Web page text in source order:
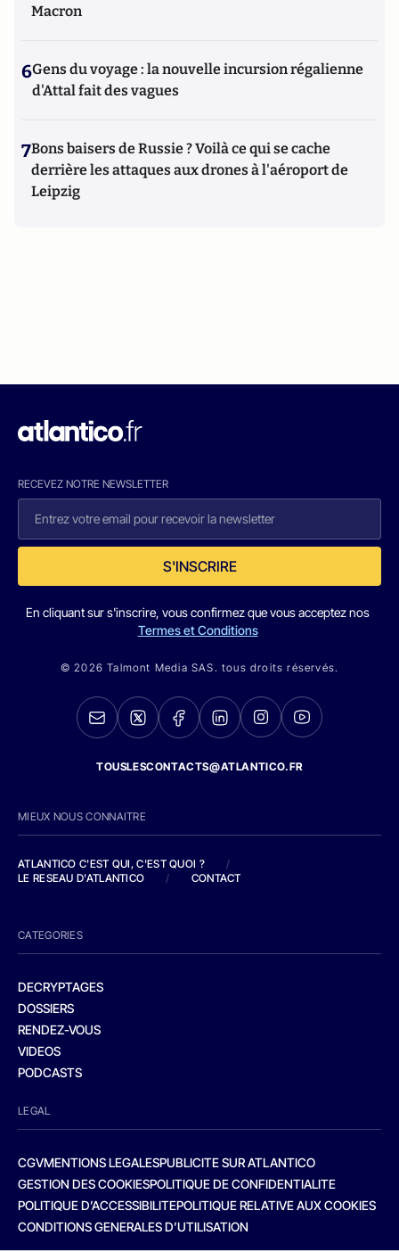
Macron
6Gens du voyage : la nouvelle incursion régalienne
d'Attal fait des vagues
7Bons baisers de Russie ? Voilà ce qui se cache
derrière les attaques aux drones à l'aéroport de
Leipzig
RECEVEZ NOTRE NEWSLETTER
S'INSCRIRE
En cliquant sur s'inscrire, vous confirmez que vous acceptez nos
Termes et Conditions
© 2026 Talmont Media SAS. tous droits réservés.
TOUSLESCONTACTS@ATLANTICO.FR
MIEUX NOUS CONNAITRE
ATLANTICO C'EST QUI, C'EST QUOI ?
/
LE RESEAU D'ATLANTICO
/ CONTACT
CATEGORIES
DECRYPTAGES
DOSSIERS
RENDEZ-VOUS
VIDEOS
PODCASTS
LEGAL
CGVMENTIONS LEGALESPUBLICITE SUR ATLANTICO
GESTION DES COOKIESPOLITIQUE DE CONFIDENTIALITE
POLITIQUE D’ACCESSIBILITEPOLITIQUE RELATIVE AUX COOKIES
CONDITIONS GENERALES D’UTILISATION